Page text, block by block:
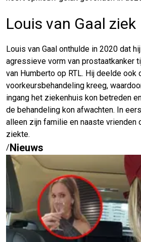
Louis van Gaal ziek
Louis van Gaal onthulde in 2020 dat
agressieve vorm van prostaatkanker
van Humberto op RTL. Hij deelde ook
voorkeursbehandeling kreeg,
ingang het ziekenhuis kon betreden
de behandeling kon afwachten. In
alleen zijn familie en naaste vrienden
ziekte.
/Nieuws